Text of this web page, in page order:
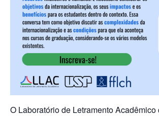
O Laboratório de Letramento